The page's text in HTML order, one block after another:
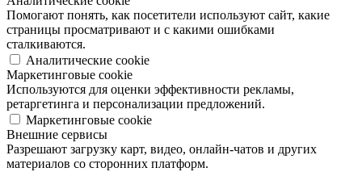
Помогают понять, как посетители используют сайт, какие
страницы просматривают и с какими ошибками
сталкиваются.
Аналитические cookie
Маркетинговые cookie
Используются для оценки эффективности рекламы,
ретаргетинга и персонализации предложений.
Маркетинговые cookie
Внешние сервисы
Разрешают загрузку карт, видео, онлайн-чатов и других
материалов со сторонних платформ.